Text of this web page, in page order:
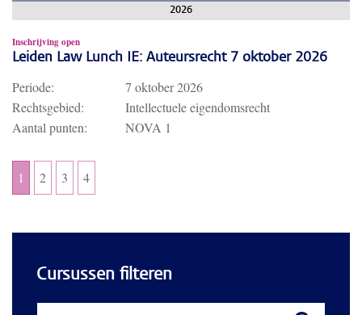
2026
Inschrijving open
Leiden Law Lunch IE: Auteursrecht 7 oktober 2026
Periode:
7 oktober 2026
Rechtsgebied:
Intellectuele eigendomsrecht
Aantal punten:
NOVA 1
1 2 3 4
Cursussen filteren